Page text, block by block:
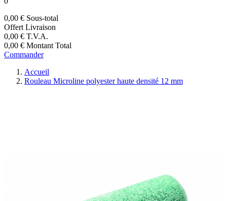
0,00 € Sous-total
Offert Livraison
0,00 € T.V.A.
0,00 € Montant Total
Commander
Accueil
Rouleau Microline polyester haute densité 12 mm